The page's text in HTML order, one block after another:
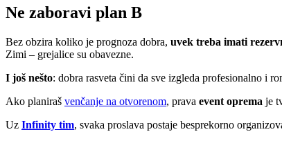
Ne zaboravi plan B
Bez obzira koliko je prognoza dobra, uvek treba imati
Zimi – grejalice su obavezne.
I još nešto: dobra rasveta čini da sve izgleda profesionalno i
Ako planiraš venčanje na otvorenom, prava event oprema je
Uz Infinity tim, svaka proslava postaje besprekorno